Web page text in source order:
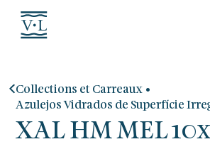
Collections et Carreaux •
Azulejos Vidrados de Superfície
XAL HM MEL